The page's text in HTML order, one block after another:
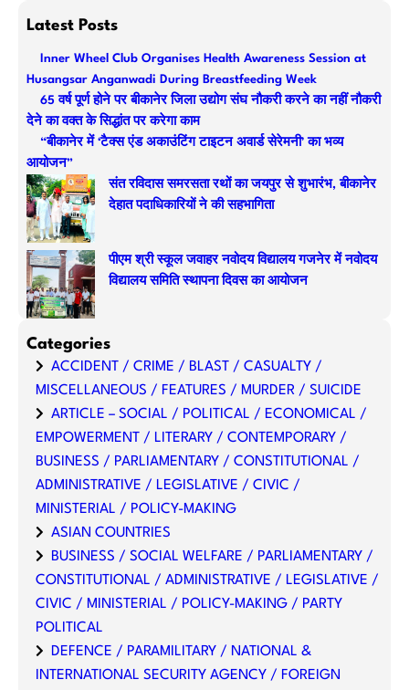
aLatest Posts
Inner Wheel Club Organises Health Awareness Session at
Husangsar Anganwadi During Breastfeeding Week
65 वर्ष पूर्ण होने पर बीकानेर जिला उद्योग संघ नौकरी करने का नहीं नौकरी
देने का वक्त के सिद्धांत पर करेगा काम
“बीकानेर में ‘टैक्स एंड अकाउंटिंग टाइटन अवार्ड सेरेमनी’ का भव्य
आयोजन”
संत रविदास समरसता रथों का जयपुर से शुभारंभ, बीकानेर
देहात पदाधिकारियों ने की सहभागिता
पीएम श्री स्कूल जवाहर नवोदय विद्यालय गजनेर में नवोदय
विद्यालय समिति स्थापना दिवस का आयोजन
Categories
ACCIDENT / CRIME / BLAST / CASUALTY /
MISCELLANEOUS / FEATURES / MURDER / SUICIDE
ARTICLE – SOCIAL / POLITICAL / ECONOMICAL /
EMPOWERMENT / LITERARY / CONTEMPORARY /
BUSINESS / PARLIAMENTARY / CONSTITUTIONAL /
ADMINISTRATIVE / LEGISLATIVE / CIVIC /
MINISTERIAL / POLICY-MAKING
ASIAN COUNTRIES
BUSINESS / SOCIAL WELFARE / PARLIAMENTARY /
CONSTITUTIONAL / ADMINISTRATIVE / LEGISLATIVE /
CIVIC / MINISTERIAL / POLICY-MAKING / PARTY
POLITICAL
DEFENCE / PARAMILITARY / NATIONAL &
INTERNATIONAL SECURITY AGENCY / FOREIGN